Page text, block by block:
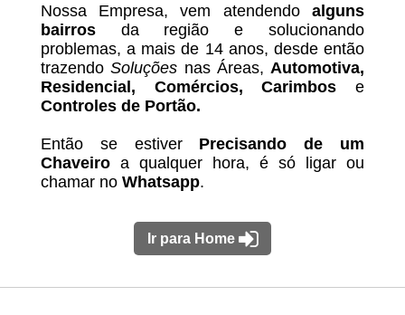
Nossa Empresa, vem atendendoalguns
bairrosda região e solucionando
problemas, a mais de 14 anos, desde então
trazendoSoluções nas Áreas, Automotiva,
Residencial,
Comércios, Carimbos e
Controles de Portão.
Então se estiver Precisando de um
Chaveiroa qualquer hora, é só ligar ou
chamar no Whatsapp.
Ir para Home